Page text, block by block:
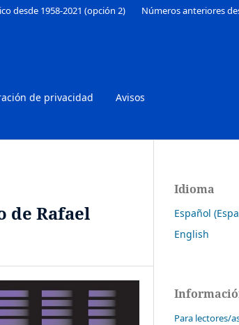
de privacidad Avisos
desde 1958-2021 (opción 2) Números anteriores
de Rafael
Idioma
Español
English
Para lectores/